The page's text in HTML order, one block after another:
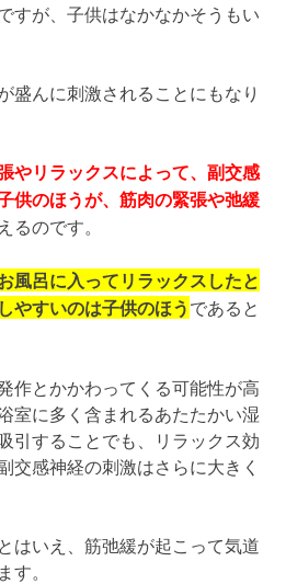
すが、子供はなかなかそうもい
盛んに刺激されることにもなり
やリラックスによって、副交感
供のほうが、筋肉の緊張や弛緩
るのです。
風呂に入ってリラックスしたと
やすいのは子供のほう であると
作とかかわってくる可能性が高
室に多く含まれるあたたかい湿
引することでも、リラックス効
交感神経の刺激はさらに大きく
はいえ、筋弛緩が起こって気道
す。